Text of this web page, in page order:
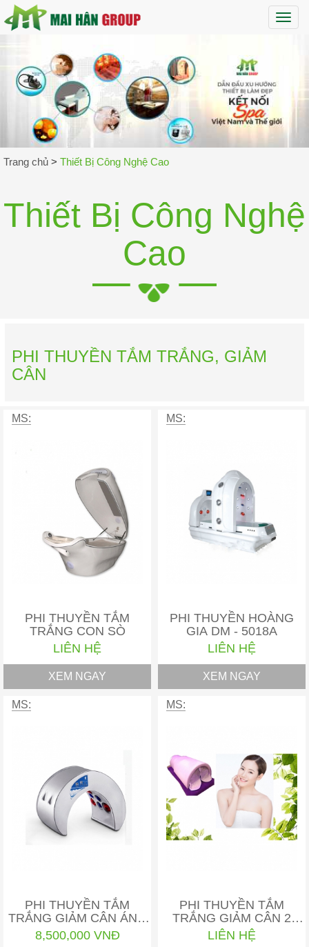
Trang chủ > Thiết Bị Công Nghệ Cao
Thiết Bị Công Nghệ
Cao
PHI THUYỀN TẮM TRẮNG, GIẢM
CÂN
MS:
PHI THUYỀN TẮM
TRẮNG CON SÒ
LIÊN HỆ
XEM NGAY
MS:
PHI THUYỀN HOÀNG
GIA DM - 5018A
LIÊN HỆ
XEM NGAY
MS:
PHI THUYỀN TẮM
TRẮNG GIẢM CÂN ÁNH
SÁNG WS-5008
8,500,000 VNĐ
MS:
PHI THUYỀN TẮM
TRẮNG GIẢM CÂN 2
VÒM BẰNG NHIỆT…
LIÊN HỆ